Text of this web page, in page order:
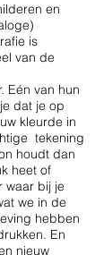
en
is
van de
Eén van hun
dat je op
kleurde in
tekening
houdt dan
heet of
waar bij je
we in de
hebben
En
nieuw